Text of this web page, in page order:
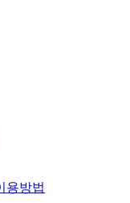
용방법